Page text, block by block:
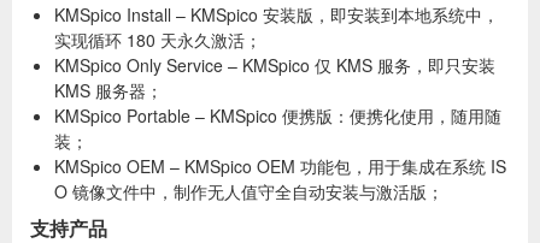
KMSpico Install – KMSpico 安装版，即安装到本地系统中，
实现循环 180 天永久激活；
KMSpico Only Service – KMSpico 仅 KMS 服务，即只安装
KMS 服务器；
KMSpico Portable – KMSpico 便携版：便携化使用，随用随
装；
KMSpico OEM – KMSpico OEM 功能包，用于集成在系统 IS
O 镜像文件中，制作无人值守全自动安装与激活版；
支持产品